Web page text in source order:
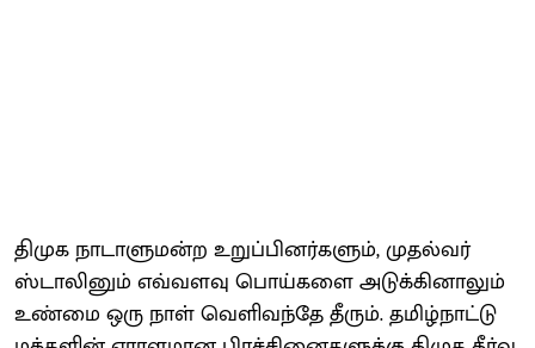
திமுக நாடாளு​மன்ற உறுப்​பினர்​களும், முதல்வர்
ஸ்டா​லினும் எவ்​வளவு பொய்​களை அடுக்​கி​னாலும்
உண்மை ஒரு நாள் வெளிவந்தே தீரும். தமிழ்​நாட்டு